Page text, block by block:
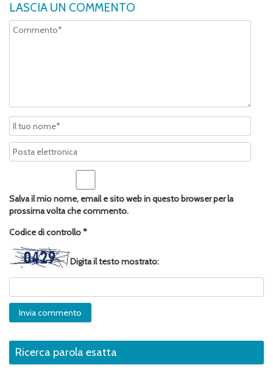
LASCIA UN COMMENTO
Salva il mio nome, email e sito web in questo browser per la
prossima volta che commento.
Codice di controllo*
Digita il testo mostrato:
Ricerca parola esatta